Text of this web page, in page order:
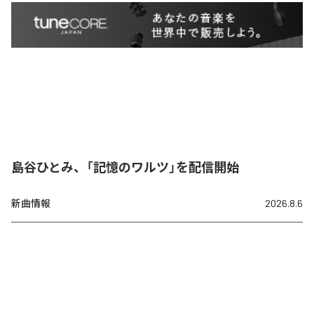
島谷ひとみ、「記憶のワルツ」を配信開始
新曲情報 2026.8.6